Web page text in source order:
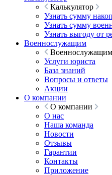
Калькулятор
Узнать сумму
Узнать сумму
Узнать выгоду от
Военнослужащим
Военнослужащим
Услуги юриста
База знаний
Вопросы и ответы
Акции
О компании
О компании
О нас
Наша команда
Новости
Отзывы
Гарантии
Контакты
Приложение